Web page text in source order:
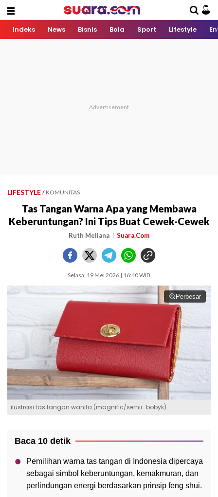
Indeks News Bisnis Bola Sport Lifestyle
LIFESTYLE / KOMUNITAS
Tas Tangan Warna Apa yang Membawa
Keberuntungan? Ini Tips Buat Cewek-Cewek
Ruth Meliana Suara.Com
Selasa, 19 Mei 2026 | 16:40 WIB
Perbesar
ilustrasi tas tangan wanita (magnific/serhii_bobyk)
Baca 10 detik
Pemilihan warna tas tangan di Indonesia dipercaya
sebagai simbol keberuntungan, kemakmuran, dan
perlindungan energi berdasarkan prinsip feng shui.